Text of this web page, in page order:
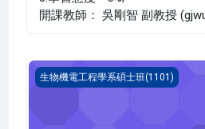
開課教師： 吳剛智 副教授
專題討論 三(1101_R3BE000041A)
生物機電工程學系碩士班(1101)